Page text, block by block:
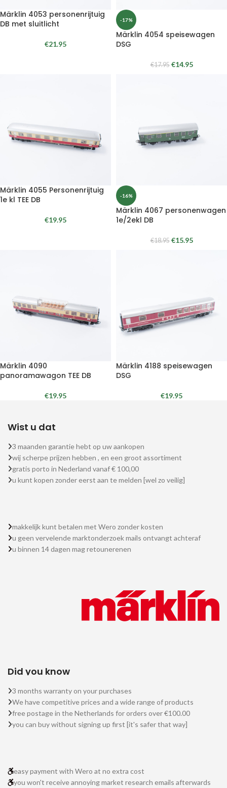
Märklin 4053 personenrijtuig
DB met sluitlicht
€21.95
-17%
Märklin 4054 speisewagen
DSG
€17.95 €14.95
Märklin 4055 Personenrijtuig
1e kl TEE DB
€19.95
-16%
Märklin 4067 personenwagen
1e/2ekl DB
€18.95 €15.95
Märklin 4090
panoramawagon TEE DB
€19.95
Märklin 4188 speisewagen
DSG
€19.95
Wist u dat
3 maanden garantie hebt op uw aankopen
wij scherpe prijzen hebben , en een groot assortiment
gratis porto in Nederland vanaf € 100,00
u kunt kopen zonder eerst aan te melden [wel zo veilig]
makkelijk kunt betalen met Wero zonder kosten
u geen vervelende marktonderzoek mails ontvangt achteraf
u binnen 14 dagen mag retounerenen
Did you know
3 months warranty on your purchases
We have competitive prices and a wide range of products
free postage in the Netherlands for orders over €100.00
you can buy without signing up first [it's safer that way]
easy payment with Wero at no extra cost
you won't receive annoying market research emails afterwards